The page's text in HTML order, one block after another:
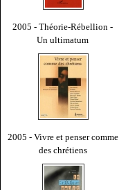
2005 - Théorie-Rébellion -
Un ultimatum
2005 - Vivre et penser comme
des chrétiens